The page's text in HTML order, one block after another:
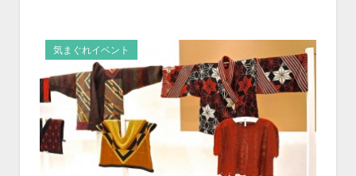
気まぐれイベント